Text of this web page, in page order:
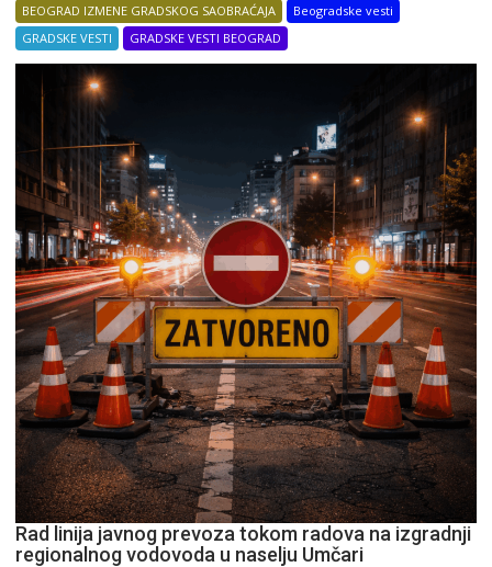
BEOGRAD IZMENE GRADSKOG SAOBRAĆAJA
Beogradske vesti
GRADSKE VESTI
GRADSKE VESTI BEOGRAD
Rad linija javnog prevoza tokom radova na izgradnji
regionalnog vodovoda u naselju Umčari